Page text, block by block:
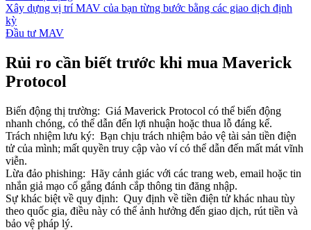
Xây dựng vị trí MAV của bạn từng bước bằng các giao dịch định
kỳ
Đầu tư MAV
Rủi ro cần biết trước khi mua Maverick
Protocol
Biến động thị trường: Giá Maverick Protocol có thể biến động
nhanh chóng, có thể dẫn đến lợi nhuận hoặc thua lỗ đáng kể.
Trách nhiệm lưu ký: Bạn chịu trách nhiệm bảo vệ tài sản tiền điện
tử của mình; mất quyền truy cập vào ví có thể dẫn đến mất mát vĩnh
viễn.
Lừa đảo phishing: Hãy cảnh giác với các trang web, email hoặc tin
nhắn giả mạo cố gắng đánh cắp thông tin đăng nhập.
Sự khác biệt về quy định: Quy định về tiền điện tử khác nhau tùy
theo quốc gia, điều này có thể ảnh hưởng đến giao dịch, rút tiền và
bảo vệ pháp lý.